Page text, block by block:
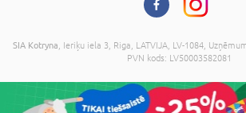
SIA Kotryna , Ieriķu iela 3, Riga, LATVIJA, LV-1084,
PVN kods: LV50003582081
© 2026 Visas tiesības aizsargātas. Kopēt informāciju bez
ir aizliegts